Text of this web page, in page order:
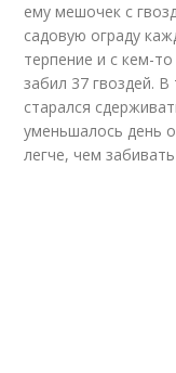
ему мешочек с
садовую ограду
терпение и с кем-
забил 37 гвоздей.
старался
уменьшалось день
легче, чем